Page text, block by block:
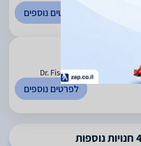
לפרטים נוספים
לפרטים נוספים